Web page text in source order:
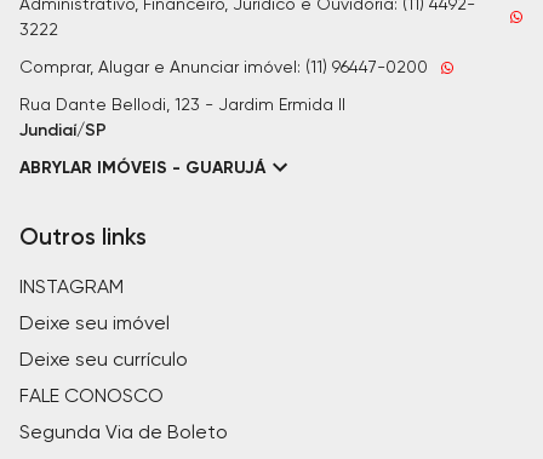
3222
Comprar, Alugar e Anunciar imóvel: (11) 96447-0200
Rua Dante Bellodi, 123 - Jardim Ermida II
Jundiaí/SP
ABRYLAR IMÓVEIS - GUARUJÁ
Outros links
INSTAGRAM
Deixe seu imóvel
Deixe seu currículo
FALE CONOSCO
Segunda Via de Boleto